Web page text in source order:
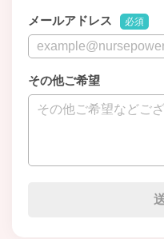
メールアドレス 必須
その他ご希望